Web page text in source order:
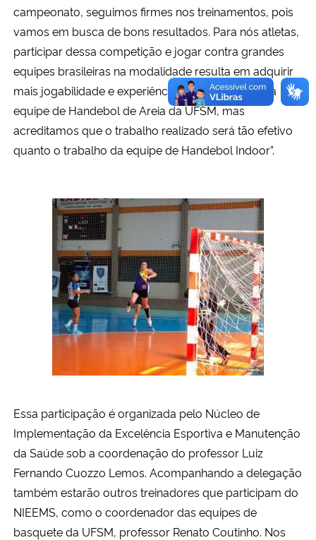
campeonato, seguimos firmes nos treinamentos, pois
vamos em busca de bons resultados. Para nós atletas,
participar dessa competição e jogar contra grandes
equipes brasileiras na modalidade resulta em adquirir
mais jogabilidade e experiência. É só o começo da
equipe de Handebol de Areia da UFSM, mas
acreditamos que o trabalho realizado será tão efetivo
quanto o trabalho da equipe de Handebol Indoor”.
Essa participação é organizada pelo Núcleo de
Implementação da Excelência Esportiva e Manutenção
da Saúde sob a coordenação do professor Luiz
Fernando Cuozzo Lemos. Acompanhando a delegação
também estarão outros treinadores que participam do
NIEEMS, como o coordenador das equipes de
basquete da UFSM, professor Renato Coutinho. Nos